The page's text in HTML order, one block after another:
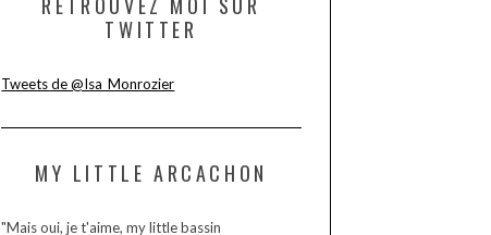
TWITTER
Tweets de @Isa_Monrozier
MY LITTLE ARCACHON
"Mais oui, je t'aime, my little bassin